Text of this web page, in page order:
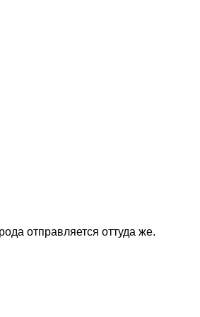
отправляется оттуда же.